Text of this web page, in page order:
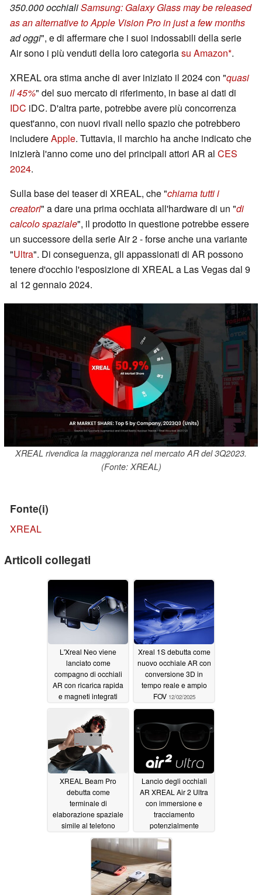
350.000 occhialiSamsung: Galaxy Glass may be released
as an alternative to Apple Vision Pro in just a few months
ad oggi", e di affermare che i suoi indossabili della serie
Air sono i più venduti della loro categoriasu Amazon .
XREAL ora stima anche di aver iniziato il 2024 con "quasi
il 45%" del suo mercato di riferimento, in base ai dati di
IDC iDC. D'altra parte, potrebbe avere più concorrenza
quest'anno, con nuovi rivali nello spazio che potrebbero
includereApple. Tuttavia, il marchio ha anche indicato che
inizierà l'anno come uno dei principali attori AR al CES
2024.
Sulla base dei teaser di XREAL, che "chiama tutti i
creatori" a dare una prima occhiata all'hardware di un "di
calcolo spaziale", il prodotto in questione potrebbe essere
un successore della serie Air 2 - forse anche una variante
"Ultra". Di conseguenza, gli appassionati di AR possono
tenere d'occhio l'esposizione di XREAL a Las Vegas dal 9
al 12 gennaio 2024.
XREAL rivendica la maggioranza nel mercato AR del 3Q2023.
(Fonte: XREAL)
Fonte(i)
XREAL
Articoli collegati
L'Xreal Neo viene
lanciato come
compagno di occhiali
AR con ricarica rapida
e magneti integrati
Xreal 1S debutta come
nuovo occhiale AR con
conversione 3D in
tempo reale e ampio
FOV 12/02/2025
XREAL Beam Pro
debutta come
terminale di
elaborazione spaziale
simile al telefono
Android per occhiali
05/30/2024
Lancio degli occhiali
AR XREAL Air 2 Ultra
con immersione e
tracciamento
potenzialmente
migliorati grazie ai
display micro OLED
01/10/2024